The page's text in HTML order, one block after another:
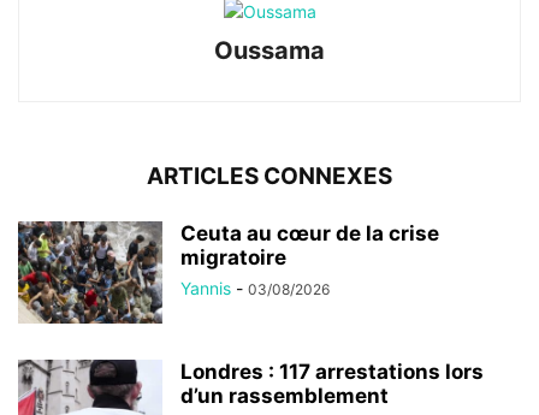
Oussama
ARTICLES CONNEXES
Ceuta au cœur de la crise
migratoire
Yannis - 03/08/2026
Londres : 117 arrestations lors
d’un rassemblement